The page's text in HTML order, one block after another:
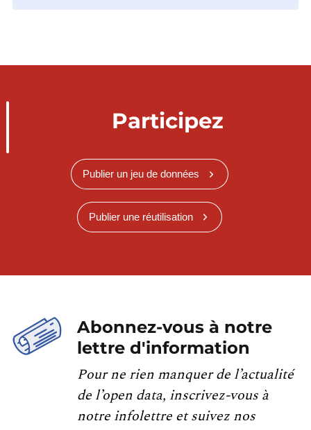
Participez
Publier un jeu de données
Publier une réutilisation
Abonnez-vous à notre
lettre d'information
Pour ne rien manquer de l’actualité
de l’open data, inscrivez-vous à
notre infolettre et suivez nos